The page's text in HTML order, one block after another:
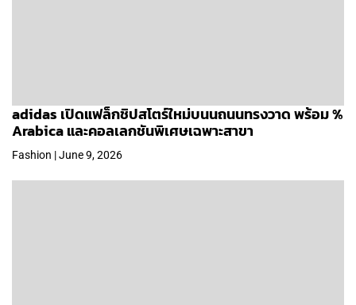
adidas เปิดแฟล็กชิปสโตร์ใหม่บนนถนนทรงวาด พร้อม %
Arabica และคอลเลกชันพิเศษเฉพาะสาขา
Fashion | June 9, 2026